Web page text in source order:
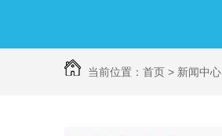
当前位置： 首页 > 新闻中心